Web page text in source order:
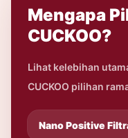
Mengapa
CUCKOO?
Lihat kelebihan
CUCKOO pilihan
Nano Positive